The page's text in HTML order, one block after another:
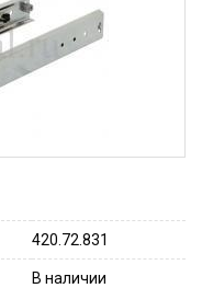
420.72.831
В наличии